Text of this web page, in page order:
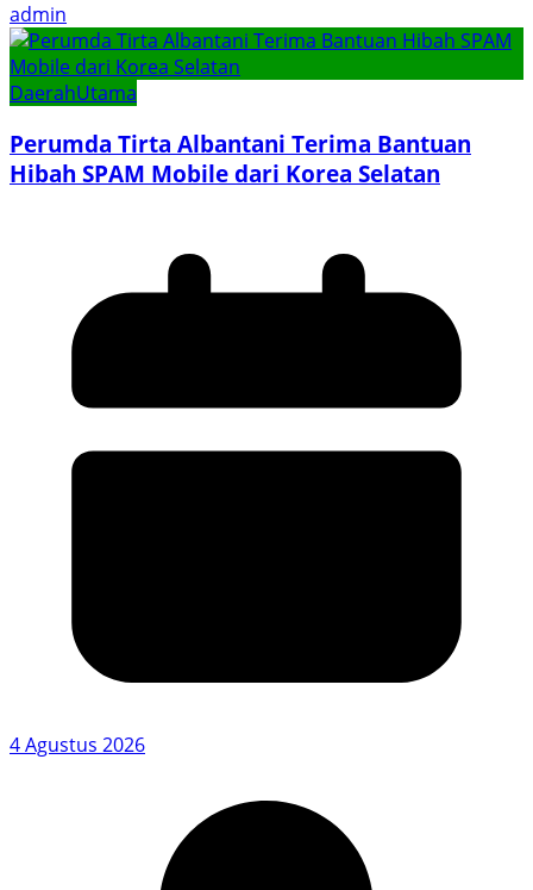
admin
DaerahUtama
Perumda Tirta Albantani Terima Bantuan
Hibah SPAM Mobile dari Korea Selatan
4 Agustus 2026